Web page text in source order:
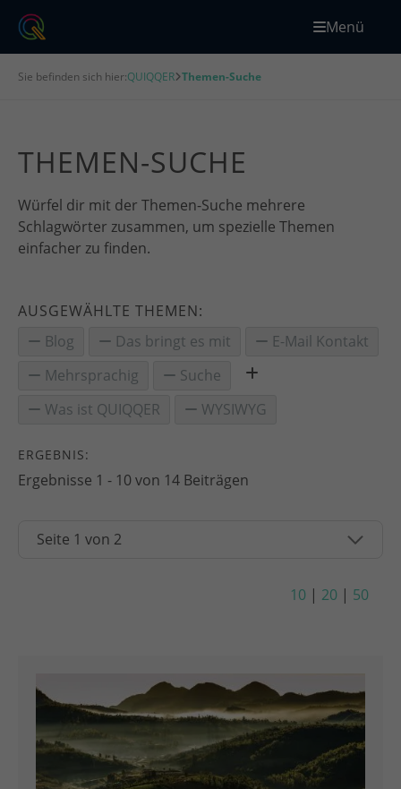
Menü
Sie befinden sich hier:QUIQQER Themen-Suche
THEMEN-SUCHE
Würfel dir mit der Themen-Suche mehrere
Schlagwörter zusammen, um spezielle Themen
einfacher zu finden.
AUSGEWÄHLTE THEMEN:
Blog
Das bringt es mit
E-Mail Kontakt
Mehrsprachig
Suche
Was ist QUIQQER
WYSIWYG
ERGEBNIS:
Ergebnisse 1 - 10 von 14 Beiträgen
10 | 20 | 50